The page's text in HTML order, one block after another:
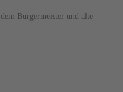
Bürgermeister und alte